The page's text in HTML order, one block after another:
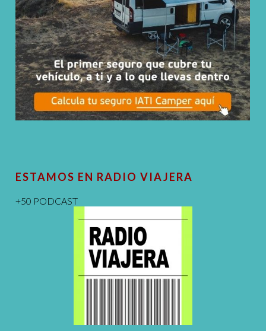
ESTAMOS EN RADIO VIAJERA
+50 PODCAST